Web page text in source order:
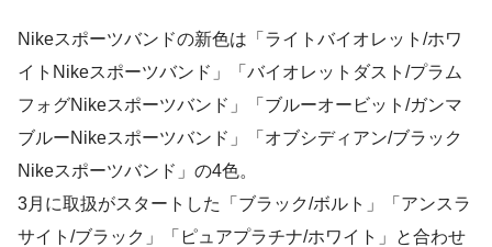
Nikeスポーツバンドの新色は 「ライトバイオレット/ホワ
イトNikeスポーツバンド」「バイオレットダスト/プラム
フォグNikeスポーツバンド」「ブルーオービット/ガンマ
ブルーNikeスポーツバンド」「オブシディアン/ブラック
Nikeスポーツバンド」 の4色。
3月に取扱がスタートした「ブラック/ボルト」「アンスラ
サイト/ブラック」「ピュアプラチナ/ホワイト」と合わせ